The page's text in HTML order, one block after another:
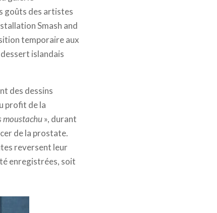
goûts des artistes
Smash and
temporaire aux
islandais
des dessins
profit de la
moustachu», durant
de la prostate.
reversent leur
enregistrées, soit